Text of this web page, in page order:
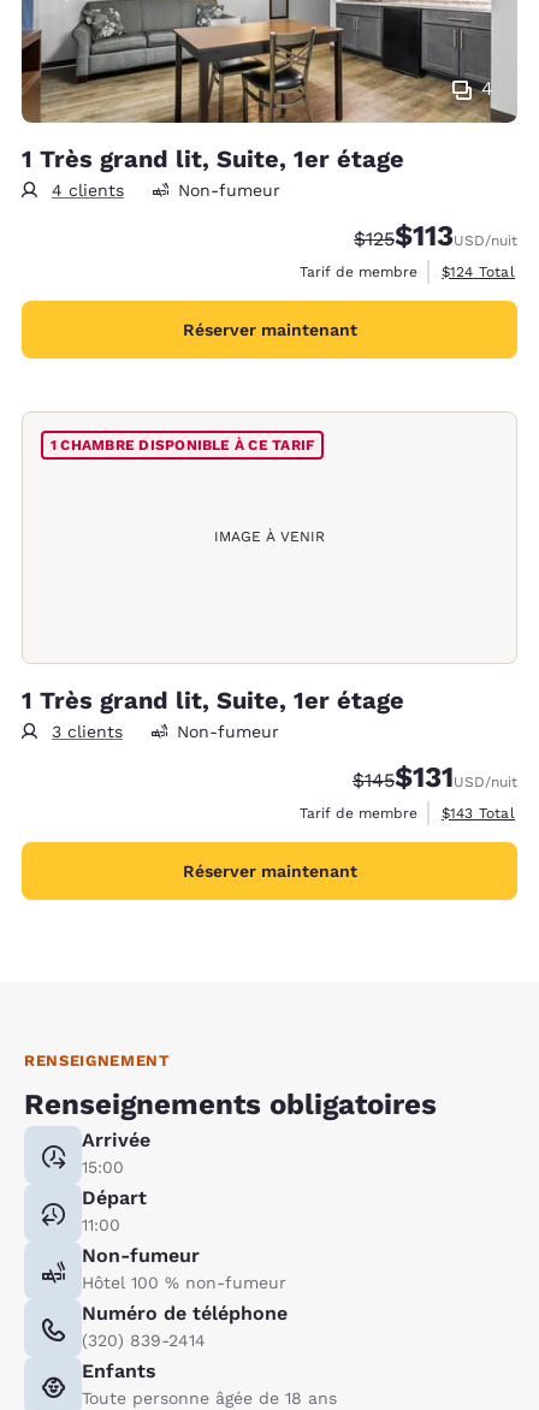
4
1 Très grand lit, Suite, 1er étage
4 clients Non-fumeur
Tarif barré :
$125Tarif réduit :
$113USD/nuit
Tarif de membre
Afficher les
$124 Total
Réserver maintenant
IMAGE À VENIR
1 CHAMBRE DISPONIBLE À CE TARIF
1 Très grand lit, Suite, 1er étage
3 clients Non-fumeur
Tarif barré :
$145Tarif réduit :
$131USD/nuit
Tarif de membre
Afficher les
$143 Total
Réserver maintenant
RENSEIGNEMENT
Renseignements obligatoires
Arrivée
15:00
Départ
11:00
Non-fumeur
Hôtel 100 % non-fumeur
Numéro de téléphone
(320) 839-2414
Enfants
Toute personne âgée de 18 ans